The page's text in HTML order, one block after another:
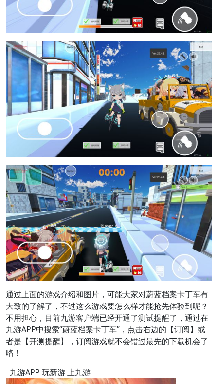
通过上面的游戏介绍和图片，可能大家对蔚蓝档案卡丁车有
大致的了解了，不过这么游戏要怎么样才能抢先体验到呢？
不用担心，目前九游客户端已经开通了测试提醒了，通过在
九游APP中搜索“蔚蓝档案卡丁车”，点击右边的【订阅】或
者是【开测提醒】，订阅游戏就不会错过最先的下载机会了
咯！
九游APP 玩新游 上九游